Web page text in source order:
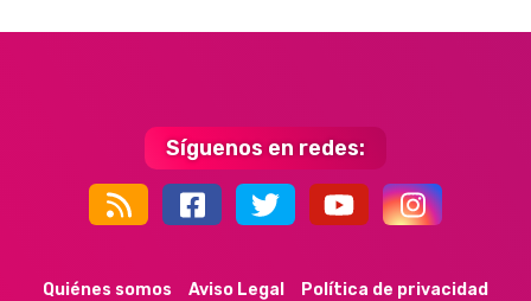
Síguenos en redes:
44k 9k 35k 352
Quiénes somos Aviso Legal
Política de privacidad